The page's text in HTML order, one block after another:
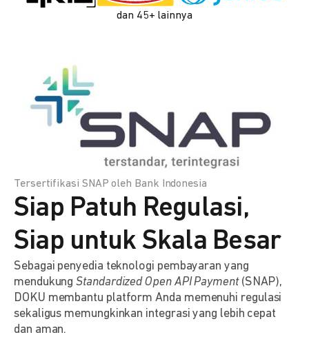
dan 45+ lainnya
Tersertifikasi SNAP oleh Bank Indonesia
Siap Patuh Regulasi,
Siap untuk Skala Besar
Sebagai penyedia teknologi pembayaran yang
mendukungStandardized Open API Payment(SNAP),
DOKU membantu platform Anda memenuhi regulasi
sekaligus memungkinkan integrasi yang lebih cepat
dan aman.